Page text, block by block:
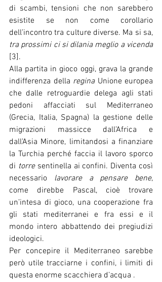
di scambi, tensioni che non sarebbero
esistite se non come corollario
tra prossimi ci si dilania meglio a vicenda
[3].
Alla partita in gioco oggi, grava la grande
indifferenza della regina Unione europea
che dalle retroguardie delega agli stati
pedoni affacciati sul Mediterraneo
(Grecia, Italia, Spagna) la gestione delle
migrazioni massicce dall’Africa e
dall’Asia Minore, limitandosi a finanziare
la Turchia perché faccia il lavoro sporco
di torre sentinella ai confini. Diventa così
necessario lavorare a pensare bene,
come direbbe Pascal, cioè trovare
un’intesa di gioco, una cooperazione fra
gli stati mediterranei e fra essi e il
mondo intero abbattendo dei pregiudizi
ideologici.
Per concepire il Mediterraneo sarebbe
però utile tracciarne i confini, i limiti di
questa enorme scacchiera d’acqua .